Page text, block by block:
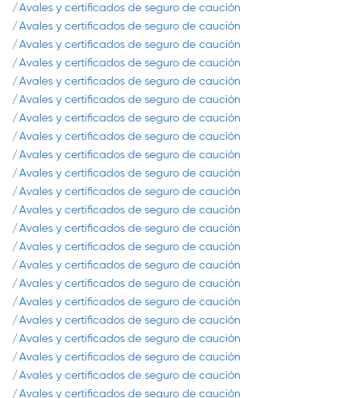
Avales y certificados de seguro de caución
Avales y certificados de seguro de caución
Avales y certificados de seguro de caución
Avales y certificados de seguro de caución
Avales y certificados de seguro de caución
Avales y certificados de seguro de caución
Avales y certificados de seguro de caución
Avales y certificados de seguro de caución
Avales y certificados de seguro de caución
Avales y certificados de seguro de caución
Avales y certificados de seguro de caución
Avales y certificados de seguro de caución
Avales y certificados de seguro de caución
Avales y certificados de seguro de caución
Avales y certificados de seguro de caución
Avales y certificados de seguro de caución
Avales y certificados de seguro de caución
Avales y certificados de seguro de caución
Avales y certificados de seguro de caución
Avales y certificados de seguro de caución
Avales y certificados de seguro de caución
Avales y certificados de seguro de caución